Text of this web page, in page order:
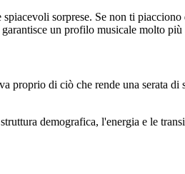
sorprese. Se non ti piacciono
un profilo musicale molto più
di ciò che rende una serata di
demografica, l'energia e le